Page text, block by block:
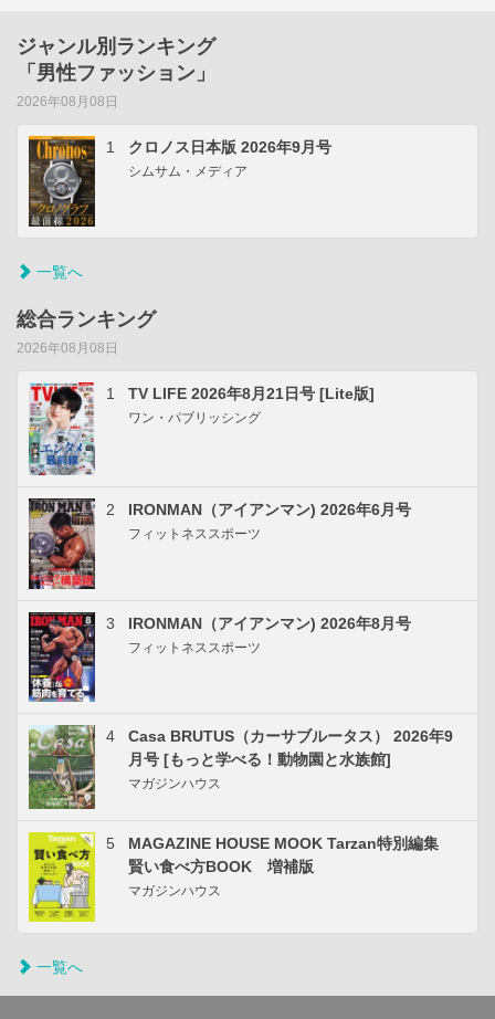
ジャンル別ランキング
「男性ファッション」
2026年08月08日
1 クロノス日本版 2026年9月号
シムサム・メディア
一覧へ
総合ランキング
2026年08月08日
1 TV LIFE 2026年8月21日号 [Lite版]
ワン・パブリッシング
2 IRONMAN（アイアンマン) 2026年6月号
フィットネススポーツ
3 IRONMAN（アイアンマン) 2026年8月号
フィットネススポーツ
4
Casa BRUTUS（カーサブルータス） 2026年9
月号 [もっと学べる！動物園と水族館]
マガジンハウス
5
MAGAZINE HOUSE MOOK Tarzan特別編集
賢い食べ方BOOK 増補版
マガジンハウス
一覧へ